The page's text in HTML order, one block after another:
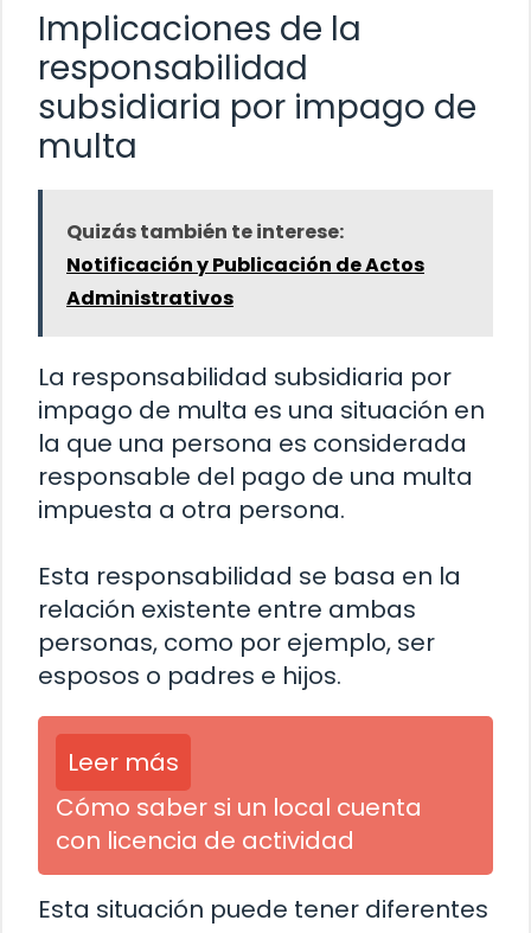
Implicaciones de la
responsabilidad
subsidiaria por impago de
multa
Quizás también te interese:
Notificación y Publicación de Actos
Administrativos
La responsabilidad subsidiaria por
impago de multa es una situación en
la que una persona es considerada
responsable del pago de una multa
impuesta a otra persona.
Esta responsabilidad se basa en la
relación existente entre ambas
personas, como por ejemplo, ser
esposos o padres e hijos.
Leer más
Cómo saber si un local cuenta
con licencia de actividad
Esta situación puede tener diferentes